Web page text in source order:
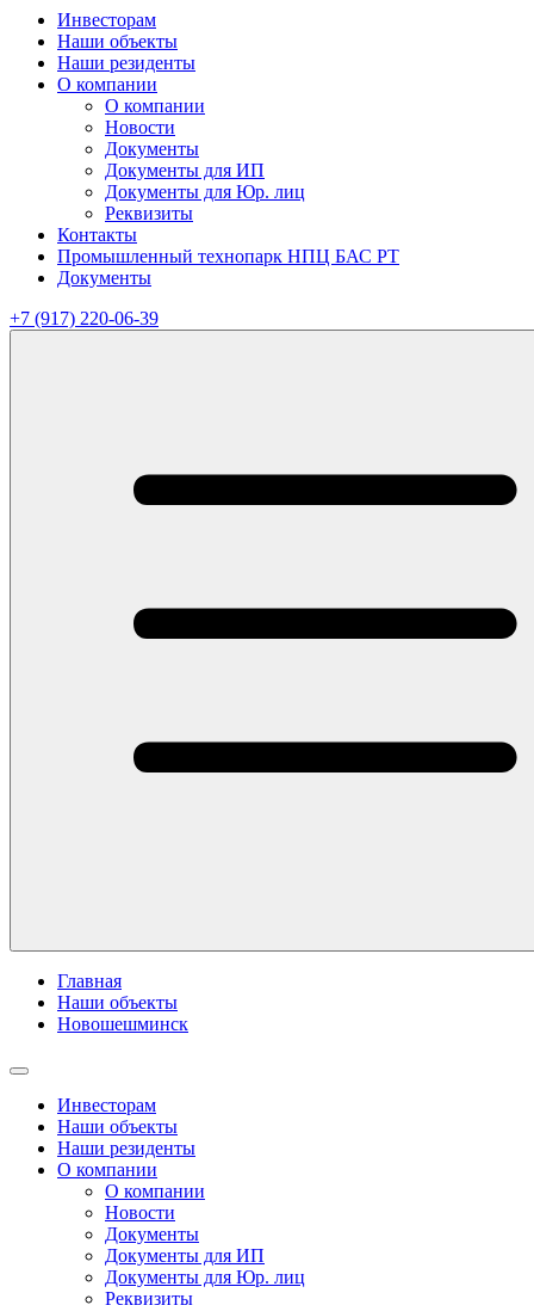
Инвесторам
Наши объекты
Наши резиденты
О компании
О компании
Новости
Документы
Документы для ИП
Документы для Юр. лиц
Реквизиты
Контакты
Промышленный технопарк НПЦ БАС РТ
Документы
+7 (917) 220-06-39
Главная
Наши объекты
Новошешминск
Инвесторам
Наши объекты
Наши резиденты
О компании
О компании
Новости
Документы
Документы для ИП
Документы для Юр. лиц
Реквизиты